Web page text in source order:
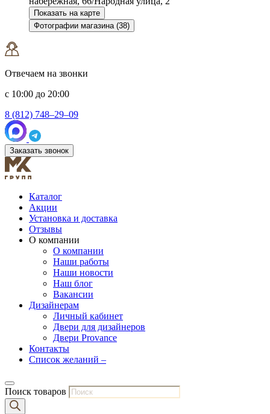
Показать на карте
Фотографии магазина (38)
Отвечаем на звонки
с 10:00 до 20:00
8 (812) 748–29–09
Заказать звонок
Каталог
Акции
Установка и доставка
Отзывы
О компании
О компании
Наши работы
Наши новости
Наш блог
Вакансии
Дизайнерам
Личный кабинет
Двери для дизайнеров
Двери Provance
Контакты
Список желаний –
Поиск товаров